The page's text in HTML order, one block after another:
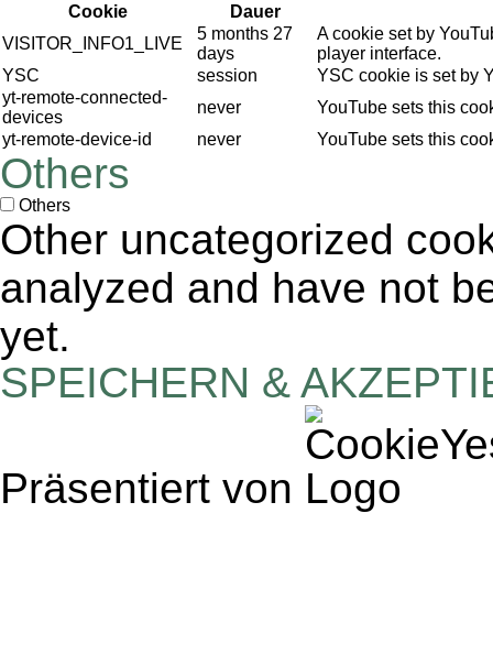
Cookie
Dauer
VISITOR_INFO1_LIVE
5 months 27
days
A cookie set by
player interface.
YSC
session
YSC cookie is set by
yt-remote-connected-
devices
never
YouTube sets this
yt-remote-device-id
never YouTube sets this
Others
Others
Other uncategorized
analyzed and have not
yet.
SPEICHERN &
Präsentiert von